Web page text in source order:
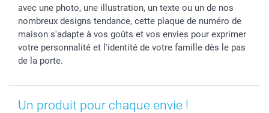
avec une photo, une illustration, un texte ou un de nos
nombreux designs tendance, cette plaque de numéro de
maison s'adapte à vos goûts et vos envies pour exprimer
votre personnalité et l'identité de votre famille dès le pas
de la porte.
Un produit pour chaque envie !